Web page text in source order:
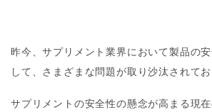
昨今、サプリメント業界において製品の
して、さまざまな問題が取り沙汰されてお
サプリメントの安全性の懸念が高まる現